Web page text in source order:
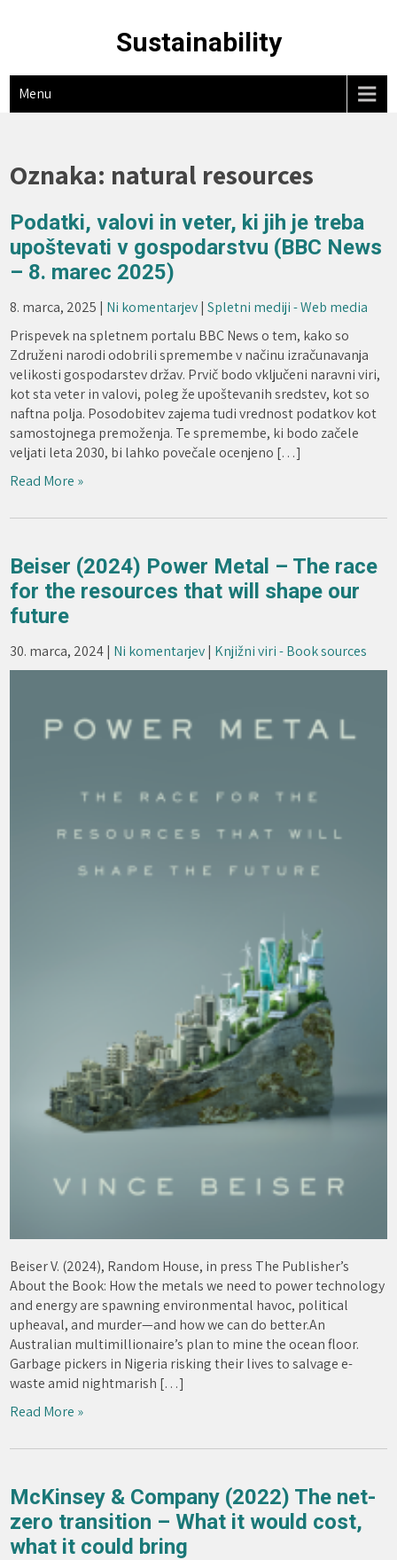
Sustainability
Menu
Oznaka: natural resources
Podatki, valovi in veter, ki jih je treba
upoštevati v gospodarstvu (BBC News
– 8. marec 2025)
8. marca, 2025 | Ni komentarjev|Spletni mediji - Web media
Prispevek na spletnem portalu BBC News o tem, kako so
Združeni narodi odobrili spremembe v načinu izračunavanja
velikosti gospodarstev držav. Prvič bodo vključeni naravni viri,
kot sta veter in valovi, poleg že upoštevanih sredstev, kot so
naftna polja. Posodobitev zajema tudi vrednost podatkov kot
samostojnega premoženja. Te spremembe, ki bodo začele
veljati leta 2030, bi lahko povečale ocenjeno […]
Read More »
Beiser (2024) Power Metal – The race
for the resources that will shape our
future
30. marca, 2024| Ni komentarjev| Knjižni viri - Book sources
Beiser V. (2024), Random House, in press The Publisher’s
About the Book: How the metals we need to power technology
and energy are spawning environmental havoc, political
upheaval, and murder—and how we can do better.An
Australian multimillionaire’s plan to mine the ocean floor.
Garbage pickers in Nigeria risking their lives to salvage e-
waste amid nightmarish […]
Read More »
McKinsey & Company (2022) The net-
zero transition – What it would cost,
what it could bring